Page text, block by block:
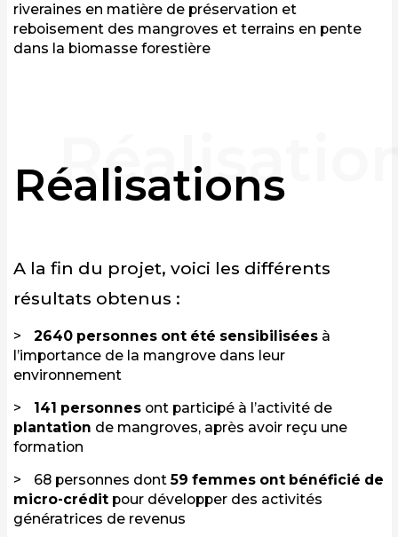
riveraines en matière de préservation et
reboisement des mangroves et terrains en pente
dans la biomasse forestière
Réalisations
A la fin du projet, voici les différents
résultats obtenus :
2640 personnes ont été sensibilisées à
l’importance de la mangrove dans leur
environnement
141 personnes ont participé à l’activité de
plantation de mangroves, après avoir reçu une
formation
68 personnes dont 59 femmes ont bénéficié de
micro-crédit pour développer des activités
génératrices de revenus